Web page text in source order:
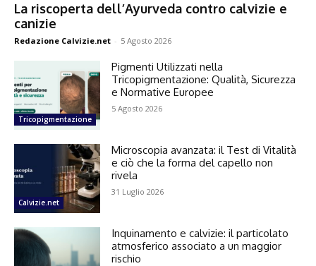
La riscoperta dell’Ayurveda contro calvizie e
canizie
Redazione Calvizie.net - 5 Agosto 2026
Tricopigmentazione
Pigmenti Utilizzati nella
Tricopigmentazione: Qualità, Sicurezza
e Normative Europee
5 Agosto 2026
Calvizie.net
Microscopia avanzata: il Test di Vitalità
e ciò che la forma del capello non
rivela
31 Luglio 2026
Inquinamento e calvizie: il particolato
atmosferico associato a un maggior
rischio